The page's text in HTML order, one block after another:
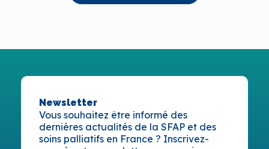
Newsletter
Vous souhaitez être informé des
dernières actualités de la SFAP et des
soins palliatifs en France ? Inscrivez-